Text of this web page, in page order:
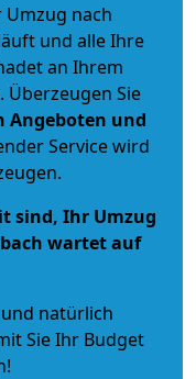
Umzug nach
und alle Ihre
an Ihrem
Sie
Angeboten und
Service wird
sind, Ihr Umzug
wartet auf
natürlich
Sie Ihr Budget